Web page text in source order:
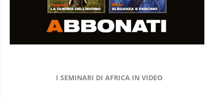
I SEMINARI DI AFRICA IN VIDEO